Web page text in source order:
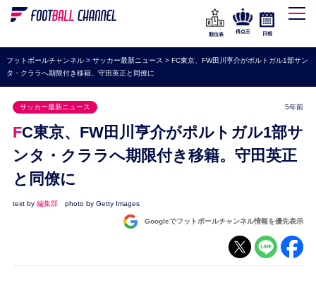
WEリーグ
海外サッカー
プレミアリーグ
ラ・リーガ
セリエA
ブンデスリーガ
UEFA
ナショナルチーム
順位表
得点王 日程
フットボールチャンネル> サッカー最新ニュース > FC東京、FW田川亨介がポルトガル1部サン
タ・クララへ期限付き移籍。守田英正と同僚に
サッカー最新ニュース 5年前
FC東京、FW田川亨介がポルトガル1部サ
ンタ・クララへ期限付き移籍。守田英正
と同僚に
text by 編集部 photo by Getty Images
Googleでフットボールチャンネル情報を優先表示